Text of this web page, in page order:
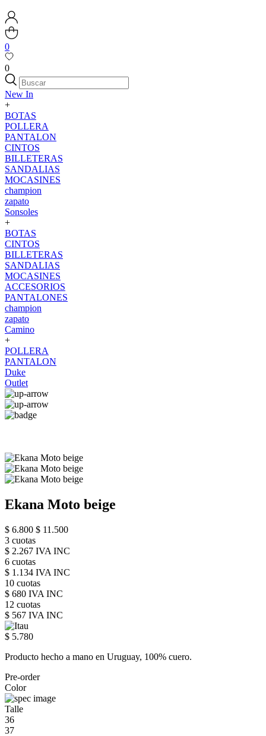
0
0
New In
+
BOTAS
POLLERA
PANTALON
CINTOS
BILLETERAS
SANDALIAS
MOCASINES
champion
zapato
Sonsoles
+
BOTAS
CINTOS
BILLETERAS
SANDALIAS
MOCASINES
ACCESORIOS
PANTALONES
champion
zapato
Camino
+
POLLERA
PANTALON
Duke
Outlet
Ekana Moto beige
$ 6.800 $ 11.500
3 cuotas
$ 2.267 IVA INC
6 cuotas
$ 1.134 IVA INC
10 cuotas
$ 680 IVA INC
12 cuotas
$ 567 IVA INC
$ 5.780
Producto hecho a mano en Uruguay, 100% cuero.
Pre-order
Color
Talle
36
37